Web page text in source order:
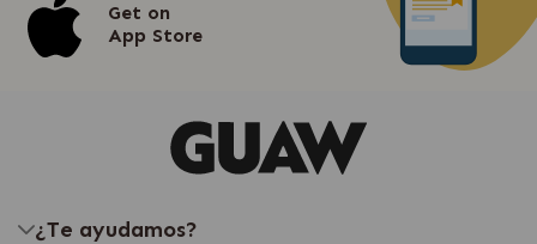
Get on
App Store
¿Te ayudamos?